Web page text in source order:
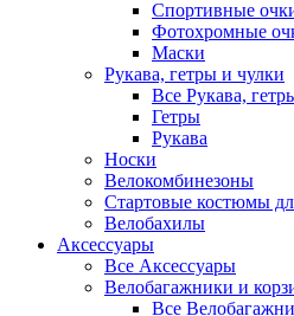
Спортивные
Фотохромные
Маски
Рукава, гетры и чулки
Все Рукава,
Гетры
Рукава
Носки
Велокомбинезоны
Стартовые костюмы
Велобахилы
Аксессуары
Все Аксессуары
Велобагажники и
Все